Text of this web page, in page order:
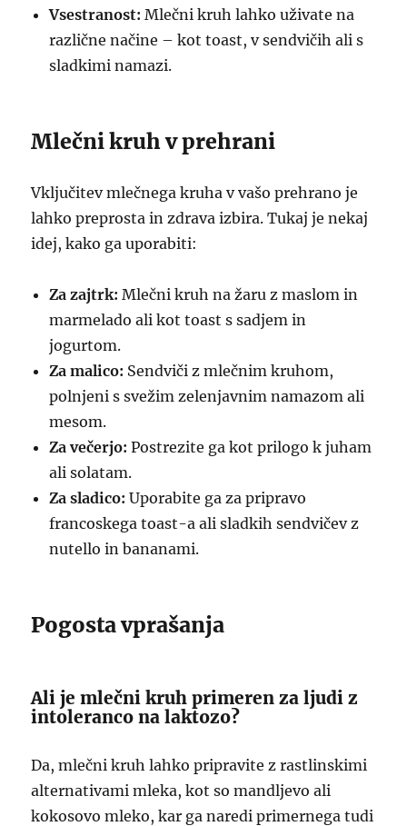
Vsestranost: Mlečni kruh lahko uživate na
različne načine – kot toast, v sendvičih ali s
sladkimi namazi.
Mlečni kruh v prehrani
Vključitev mlečnega kruha v vašo prehrano je
lahko preprosta in zdrava izbira. Tukaj je nekaj
idej, kako ga uporabiti:
Za zajtrk: Mlečni kruh na žaru z maslom in
marmelado ali kot toast s sadjem in
jogurtom.
Za malico: Sendviči z mlečnim kruhom,
polnjeni s svežim zelenjavnim namazom ali
mesom.
Za večerjo: Postrezite ga kot prilogo k juham
ali solatam.
Za sladico: Uporabite ga za pripravo
francoskega toast-a ali sladkih sendvičev z
nutello in bananami.
Pogosta vprašanja
Ali je mlečni kruh primeren za ljudi z
intoleranco na laktozo?
Da, mlečni kruh lahko pripravite z rastlinskimi
alternativami mleka, kot so mandljevo ali
kokosovo mleko, kar ga naredi primernega tudi